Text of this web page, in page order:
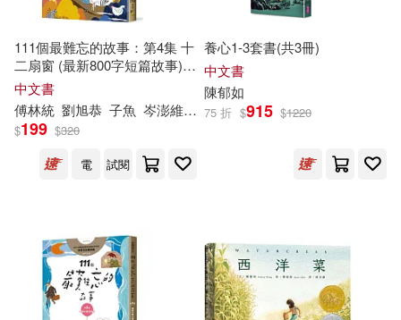
陳錦昇(1)
顏夜明(1) 魯忠軒(1)
黃偉銘(1) 黃又文(1)
黃國川(1) 黃賢強(1)
黃鋒榮(1)
111個最難忘的故事：第4集 十
二扇窗 (最新800字短篇故事)
四十位臺灣兒童文學作家 跨世
代故事採集 聯手鉅獻
中文書
傅林統 劉旭恭 子魚 岑澎維 廖炳焜 曹俊彥 李光福
$199 $320
電
試閱
養心1-3套書(共3冊)
中文書
陳郁如
75 折 $915 $1220